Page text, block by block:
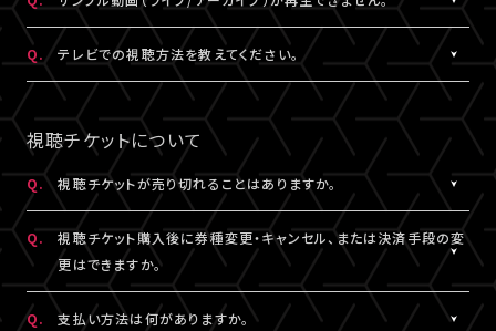
A. 推奨環境 をご確認ください。推奨環境でも再生できない場合はこち
らにお問い合わせください。
Q. テレビでの視聴方法を教えてください。
A. テレビでの視聴方法の⼀例を こちら
でご紹介しております。
テレビ視聴は、当サービスの推奨環境ではありません。
参考にされる際は、あくまで推奨環境ではないことをご理解・ご了
承のうえ、事前にテスト視聴をお試しください。
※テレビでのご視聴中に生じた不具合に関しては、当サービスは
一切の責任を負いかねます。
※テレビ等での視聴をご希望の場合は、サンプル動画視聴ページ
でサンプル動画の映像と音声が正常に再生できることをご確認の
視聴チケットについて
Q. 視聴チケットが売り切れることはありますか。
原則、視聴チケットの売り切れはございません。ただし公演・券種に
よっては枚数に限りがある場合がございます。
詳細はチケット販売ページでご確認ください。
Q.
視聴チケット購入後に券種変更・キャンセル、または決済手段の変
更はできますか。
A.
一度決済を完了された視聴チケットの券種変更・キャンセルは一切
Q. 支払い方法は何がありますか。